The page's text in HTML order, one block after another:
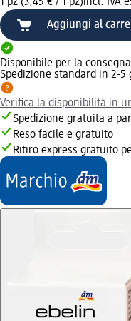
Aggiungi al
Disponibile per la consegna
Spedizione standard in 2-
Verifica la disponibilità in
Spedizione gratuita a
Reso facile e gratuito
Ritiro express gratuito